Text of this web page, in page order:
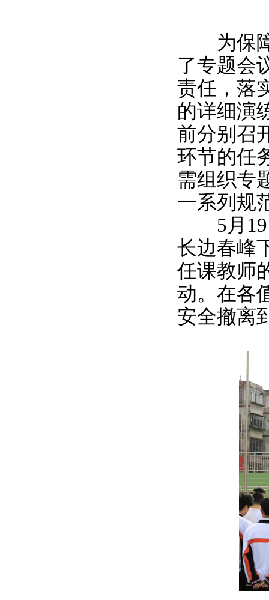
为保障
了专题会
责任，落
的详细演
前分别召
环节的任
需组织专
一系列规
5月19
长边春峰
任课教师
动。在各
安全撤离